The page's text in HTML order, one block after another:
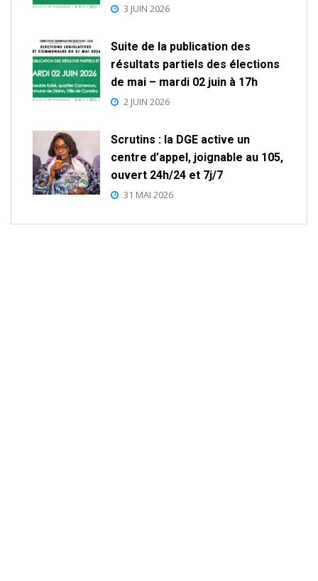
3 JUIN 2026
Suite de la publication des
résultats partiels des élections
de mai – mardi 02 juin à 17h
2 JUIN 2026
Scrutins : la DGE active un
centre d’appel, joignable au 105,
ouvert 24h/24 et 7j/7
31 MAI 2026